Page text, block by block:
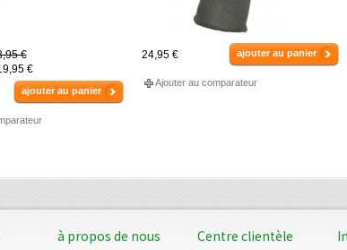
€
€
ajouter au panier
24,95 € ajouter au panier
Ajouter au comparateur
à propos de nous Centre clientèle